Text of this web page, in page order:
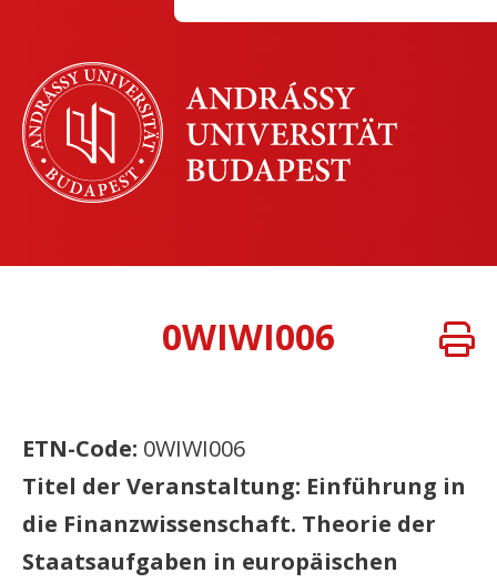
0WIWI006
ETN-Code: 0WIWI006
Titel der Veranstaltung: Einführung in
die Finanzwissenschaft. Theorie der
Staatsaufgaben in europäischen